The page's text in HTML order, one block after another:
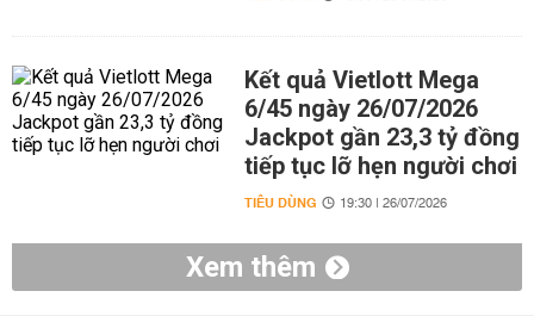
Kết quả Vietlott Mega
6/45 ngày 26/07/2026
Jackpot gần 23,3 tỷ đồng
tiếp tục lỡ hẹn người chơi
TIÊU DÙNG 19:30 | 26/07/2026
Xem thêm